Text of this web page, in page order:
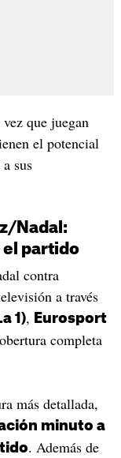
que juegan
el potencial
sus
Nadal:
el partido
contra
a través
1), Eurosport
completa
más detallada,
minuto a
. Además de